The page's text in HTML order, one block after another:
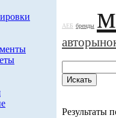
АЕБ бренды
Результаты